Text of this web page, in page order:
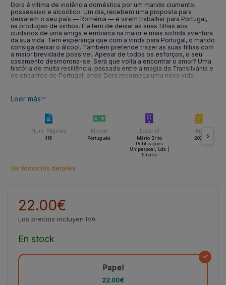
Dora é vítima de violência doméstica por um marido ciumento,
possessivo e alcoólico. Um dia, recebem uma proposta para
deixarem o seu país — Roménia — e virem trabalhar para Portugal,
na produção de vinhos. Ela tem de deixar as suas filhas aos
cuidados de uma amiga e embarca na maior e mais sofrida aventura
da sua vida. Tem esperança que com a vinda para Portugal, o marido
consiga deixar o álcool. Também pretende trazer as suas filhas com
a maior brevidade possível. Apesar de todos os esforços, o seu
casamento desmorona-se. Será que volta a encontrar o amor? Uma
história de muita resiliência, passada entre a magia da Transilvânia e
os encantos de Portugal, onde Dora recomeça uma nova vida.
Leer más
Num. Páginas
416
Idioma
Portugués
Editorial
Mário Brito
Publicações
Unipessoal, Lda |
5livros
Año
2022
Ver todos los detalles
22.00€
Los precios incluyen IVA
En stock
Papel
22.00€